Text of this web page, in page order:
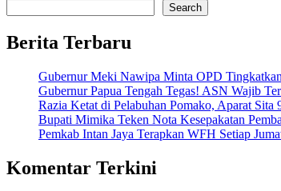
Search
Berita Terbaru
Gubernur Meki Nawipa Minta OPD
Gubernur Papua Tengah Tegas! ASN Wajib
Razia Ketat di Pelabuhan Pomako, Aparat
Bupati Mimika Teken Nota Kesepakatan
Pemkab Intan Jaya Terapkan WFH Setiap
Komentar Terkini